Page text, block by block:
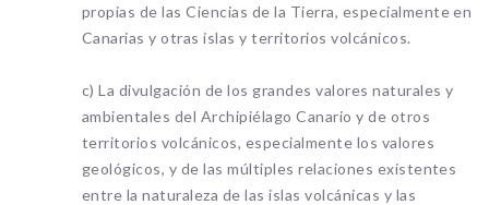
propias de las Ciencias de la Tierra, especialmente en
Canarias y otras islas y territorios volcánicos.
c) La divulgación de los grandes valores naturales y
ambientales del Archipiélago Canario y de otros
territorios volcánicos, especialmente los valores
geológicos, y de las múltiples relaciones existentes
entre la naturaleza de las islas volcánicas y las